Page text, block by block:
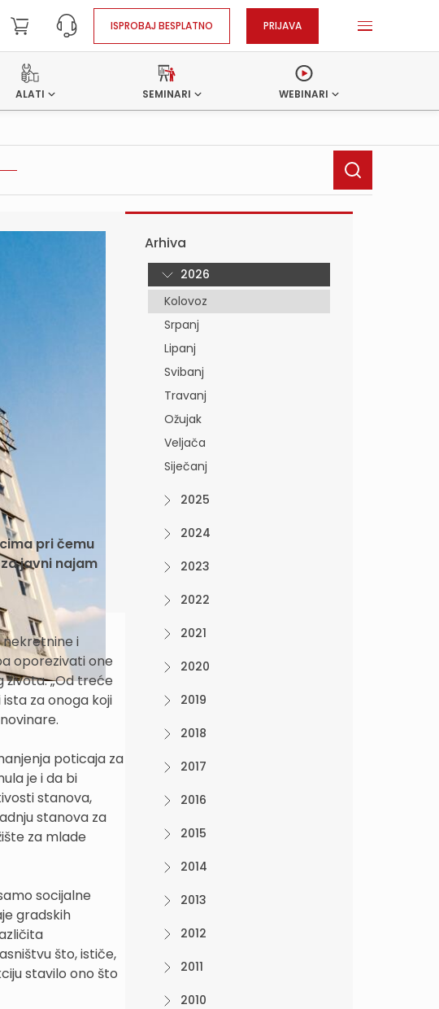
ISPROBAJ BESPLATNO PRIJAVA
ALATI SEMINARI WEBINARI
pri čemu
javni najam
i
oporezivati one
života. „Od treće
za onoga koji
poticaja za
je i da bi
stanova,
stanova za
za mlade
socijalne
gradskih
što, ističe,
stavilo ono što
Arhiva
2026
Kolovoz
Srpanj
Lipanj
Svibanj
Travanj
Ožujak
Veljača
Siječanj
2025
2024
2023
2022
2021
2020
2019
2018
2017
2016
2015
2014
2013
2012
2011
2010